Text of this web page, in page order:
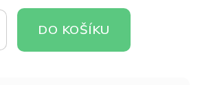
DO KOŠÍKU